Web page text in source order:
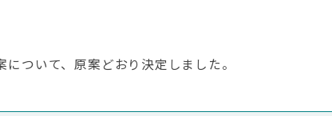
いて、原案どおり決定しました。